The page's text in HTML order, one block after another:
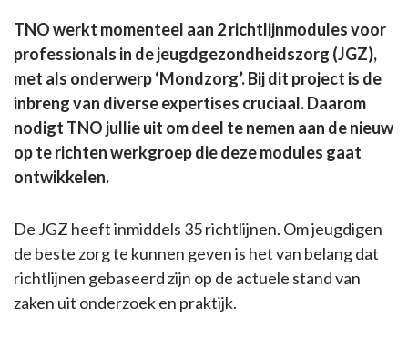
TNO werkt momenteel aan 2 richtlijnmodules voor
professionals in de jeugdgezondheidszorg (JGZ),
met als onderwerp ‘Mondzorg’. Bij dit project is de
inbreng van diverse expertises cruciaal. Daarom
nodigt TNO jullie uit om deel te nemen aan de nieuw
op te richten werkgroep die deze modules gaat
ontwikkelen.
De JGZ heeft inmiddels 35 richtlijnen. Om jeugdigen
de beste zorg te kunnen geven is het van belang dat
richtlijnen gebaseerd zijn op de actuele stand van
zaken uit onderzoek en praktijk.